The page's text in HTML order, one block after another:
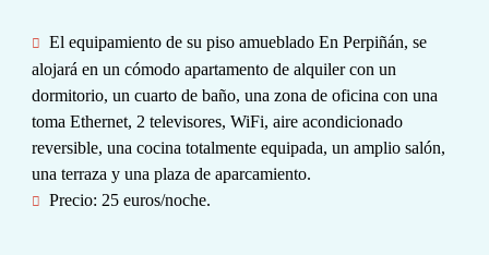
El equipamiento de su piso amuebladoEn Perpiñán, se
alojará en un cómodo apartamento de alquiler con un
dormitorio, un cuarto de baño, una zona de oficina con una
toma Ethernet, 2 televisores, WiFi, aire acondicionado
reversible, una cocina totalmente equipada, un amplio salón,
una terraza y una plaza de aparcamiento.
Precio: 25 euros/noche.